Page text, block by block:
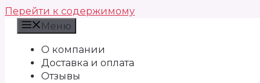
Перейти к содержимому
Меню
О компании
Доставка и оплата
Отзывы